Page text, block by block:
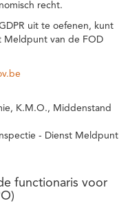
recht.
uit te oefenen, kunt
Meldpunt van de FOD
K.M.O., Middenstand
- Dienst Meldpunt
functionaris voor